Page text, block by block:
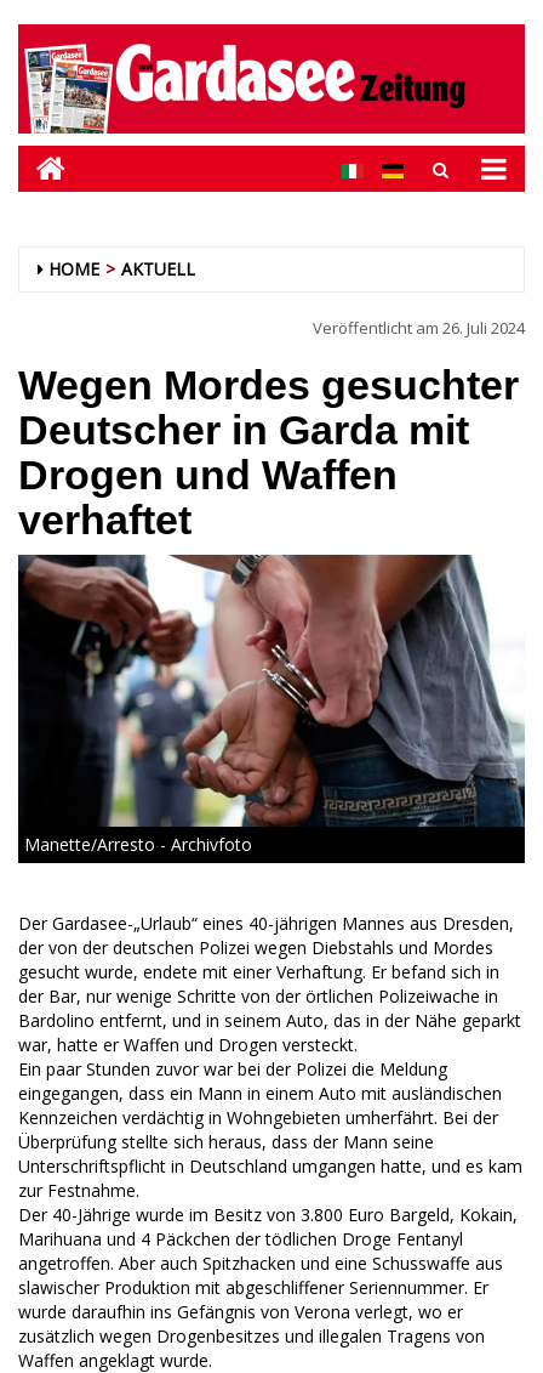
HOME AKTUELL
Veröffentlicht am 26. Juli 2024
Wegen Mordes gesuchter
Deutscher in Garda mit
Drogen und Waffen
verhaftet
Manette/Arresto - Archivfoto
Der Gardasee-„Urlaub“ eines 40-jährigen Mannes aus Dresden,
der von der deutschen Polizei wegen Diebstahls und Mordes
gesucht wurde, endete mit einer Verhaftung. Er befand sich in
der Bar, nur wenige Schritte von der örtlichen Polizeiwache in
Bardolino entfernt, und in seinem Auto, das in der Nähe geparkt
war, hatte er Waffen und Drogen versteckt.
Ein paar Stunden zuvor war bei der Polizei die Meldung
eingegangen, dass ein Mann in einem Auto mit ausländischen
Kennzeichen verdächtig in Wohngebieten umherfährt. Bei der
Überprüfung stellte sich heraus, dass der Mann seine
Unterschriftspflicht in Deutschland umgangen hatte, und es kam
zur Festnahme.
Der 40-Jährige wurde im Besitz von 3.800 Euro Bargeld, Kokain,
Marihuana und 4 Päckchen der tödlichen Droge Fentanyl
angetroffen. Aber auch Spitzhacken und eine Schusswaffe aus
slawischer Produktion mit abgeschliffener Seriennummer. Er
wurde daraufhin ins Gefängnis von Verona verlegt, wo er
zusätzlich wegen Drogenbesitzes und illegalen Tragens von
Waffen angeklagt wurde.